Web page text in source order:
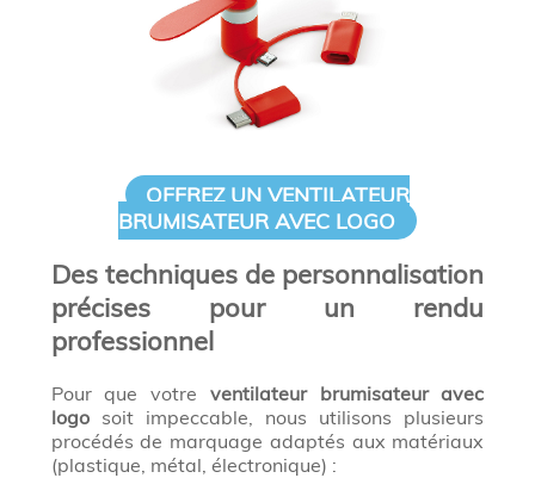
OFFREZ UN VENTILATEUR
BRUMISATEUR AVEC LOGO
Des techniques de personnalisation
précises pour un rendu
professionnel
Pour que votre ventilateur brumisateur avec
logosoit impeccable, nous utilisons plusieurs
procédés de marquage adaptés aux matériaux
(plastique, métal, électronique) :